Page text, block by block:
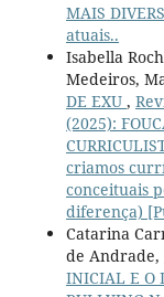
MAIS
atuais..
Isabella
Medeiros,
DE EXU ,
(2025):
criamos
conceituais
diferença)
Catarina
de Andrade,
INICIAL E O